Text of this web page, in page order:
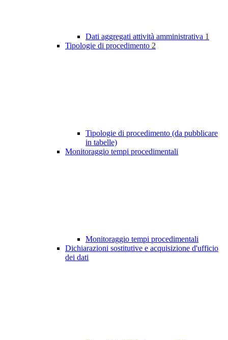
Dati aggregati attività amministrativa 1
Tipologie di procedimento 2
Tipologie di procedimento (da pubblicare
in tabelle)
Monitoraggio tempi procedimentali
Monitoraggio tempi procedimentali
Dichiarazioni sostitutive e acquisizione d'ufficio
dei dati